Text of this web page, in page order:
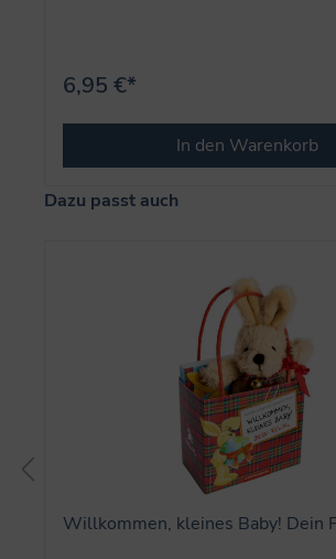
6,95 €*
In den Warenkorb
Produktgalerie überspringen
Dazu passt auch
Willkommen, kleines Baby! Dein